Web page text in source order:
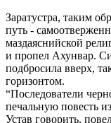
Заратустра, таким
путь -
маздаяснийской
и пропел Ахунвар.
подбросила вверх,
горизонтом.
“Последователи
печальную повесть
Устав говорить,